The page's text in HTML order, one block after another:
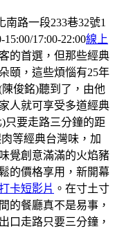
南路一段233巷32號1
17:00-22:00線上
的首選，但那些經典
頤，這些煩惱有25年
俊銘)聽到了，由他
人就可享受多道經典
只要走路三分鐘的距
等經典台灣味，加
覺創意滿滿的火焰豬
的價格享用，新開幕
卡短影片 。在寸土寸
的餐廳真不是易事，
口走路只要三分鐘，